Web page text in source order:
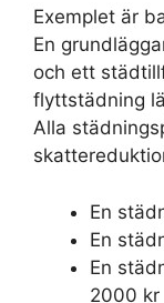
Exemplet är
En
och ett
flyttstädning
Alla
En
En
En
2000 kr